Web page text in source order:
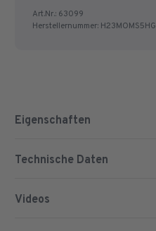
Art.Nr.:63099
Herstellernummer:H23MOMS5HG
Eigenschaften
Technische Daten
Videos